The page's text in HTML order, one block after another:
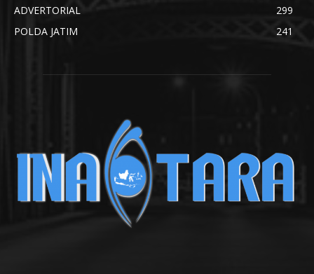
ADVERTORIAL
299
POLDA JATIM
241